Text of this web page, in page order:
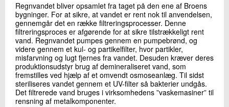
Regnvandet bliver opsamlet fra taget på den ene af Broens
bygninger. For at sikre, at vandet er rent nok til anvendelsen,
gennemgår det en række filtreringsprocesser. Denne
filtreringsproces er afgørende for at sikre tilstrækkeligt rent
vand. Regnvandet pumpes gennem en pumpebrønd, og
videre gennem et kul- og partikelfilter, hvor partikler,
misfarvning og lugt fjernes fra vandet. Desuden kræver deres
produktionsudstyr brug af demineraliseret vand, som
fremstilles ved hjælp af et omvendt osmoseanlæg. Til sidst
steriliseres vandet gennem et UV-filter så bakterier undgås.
Det filtrerede vand bruges i virksomhedens ”vaskemasiner” til
rensning af metalkomponenter.